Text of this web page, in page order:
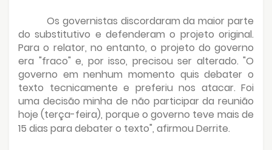
Os governistas discordaram da maior parte
do substitutivo e defenderam o projeto original.
Para o relator, no entanto, o projeto do governo
era "fraco" e, por isso, precisou ser alterado. "O
governo em nenhum momento quis debater o
texto tecnicamente e preferiu nos atacar. Foi
uma decisão minha de não participar da reunião
hoje (terça-feira), porque o governo teve mais de
15 dias para debater o texto", afirmou Derrite.